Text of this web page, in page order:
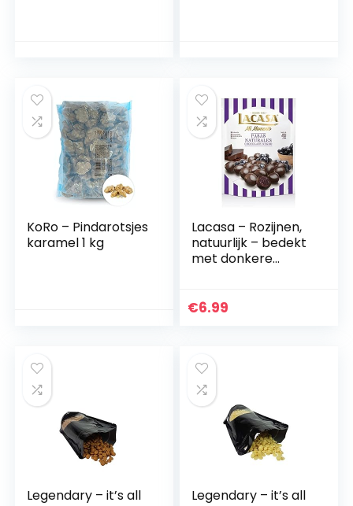
KoRo – Pindarotsjes
karamel 1 kg
Lacasa – Rozijnen,
natuurlijk – bedekt
met donkere
gram
€6.99
Legendary – it’s all
Legendary – it’s all